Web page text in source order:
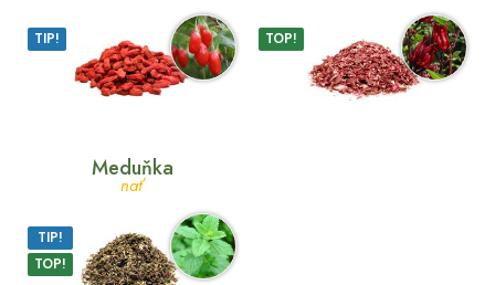
TIP! TOP!
Meduňka
nať
TIP!
TOP!